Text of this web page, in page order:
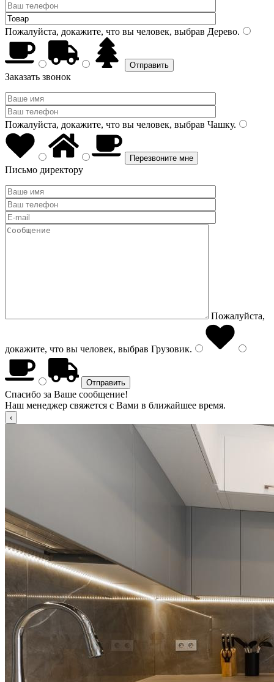
Пожалуйста, докажите, что вы человек, выбрав Дерево.
Заказать звонок
Пожалуйста, докажите, что вы человек, выбрав Чашку.
Письмо директору
Пожалуйста,
докажите, что вы человек, выбрав Грузовик.
Спасибо за Ваше сообщение!
Наш менеджер свяжется с Вами в ближайшее время.